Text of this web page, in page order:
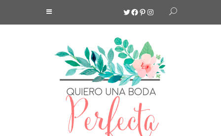
Twitter
Facebook
Pinterest
Instagram